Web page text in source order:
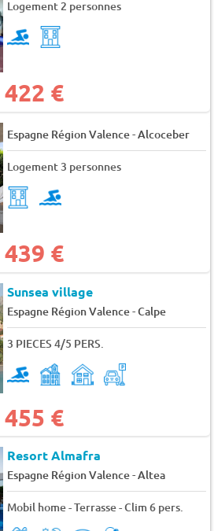
Logement 2 personnes
422 €
Espagne Région Valence-Alcoceber
Logement 3 personnes
439 €
Sunsea village
Espagne Région Valence-Calpe
3 PIECES 4/5 PERS.
455 €
Resort Almafra
Espagne Région Valence-Altea
Mobil home - Terrasse - Clim 6 pers.